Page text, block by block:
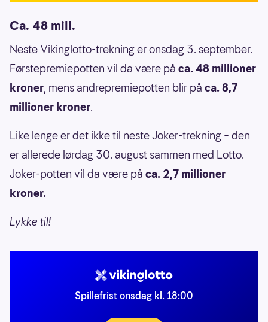
Ca. 48 mill.
Neste Vikinglotto-trekning er onsdag 3. september.
Førstepremiepotten vil da være på ca. 48 millioner
kroner, mens andrepremiepotten blir på ca. 8,7
millioner kroner.
Like lenge er det ikke til neste Joker-trekning – den
er allerede lørdag 30. august sammen med Lotto.
Joker-potten vil da være på ca. 2,7 millioner
kroner.
Lykke til!
Spillefrist onsdag kl. 18:00